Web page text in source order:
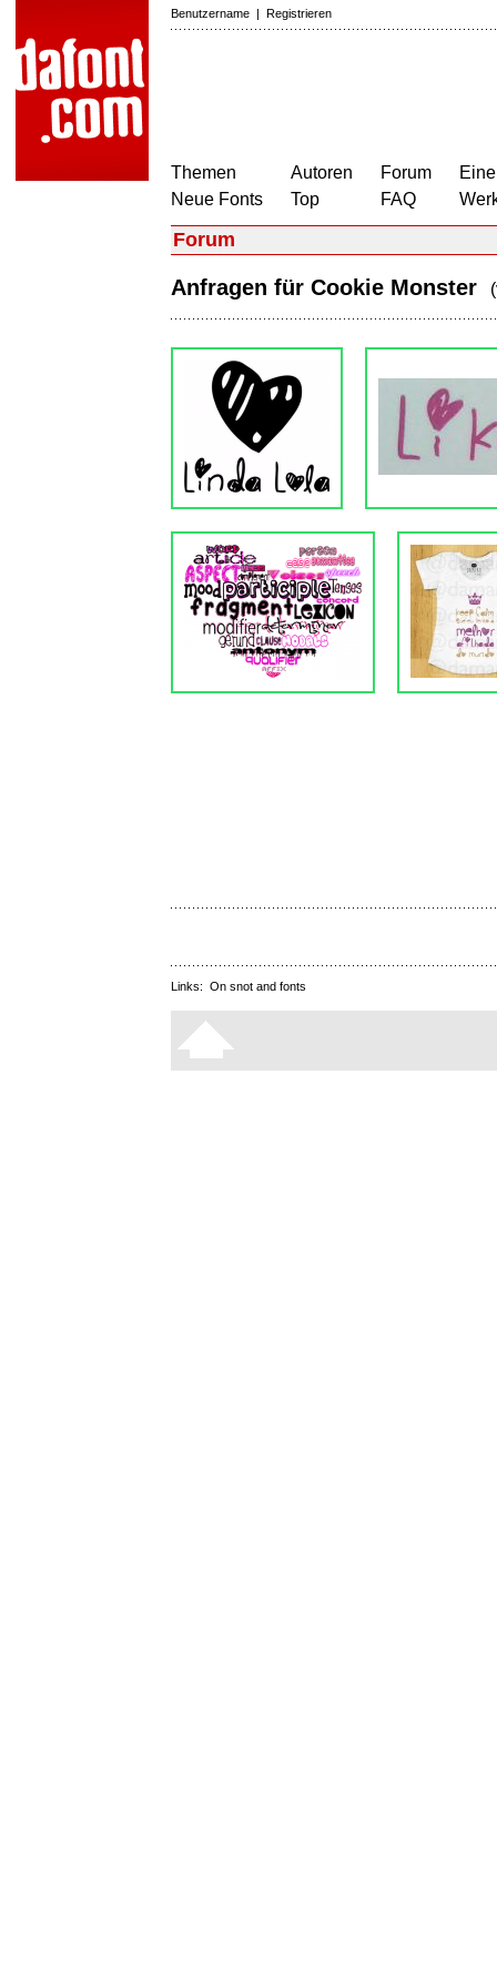
Benutzername | Registrieren
Themen
Neue Fonts
Autoren
Top
Forum
FAQ
Forum
Anfragen für Cookie Monster
Links: On snot and fonts